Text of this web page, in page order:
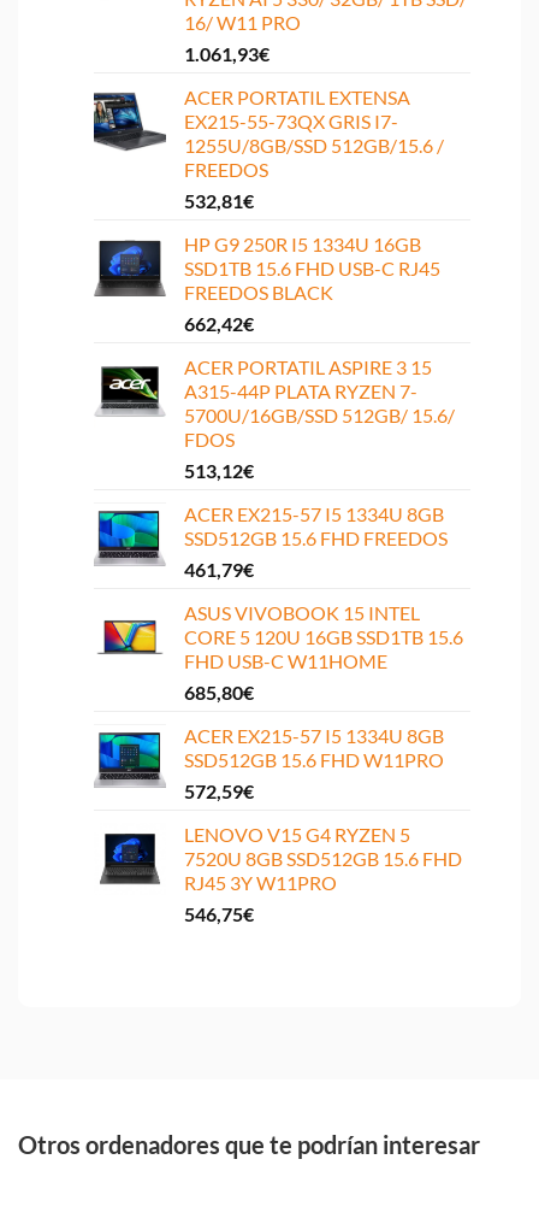
16/ W11 PRO
1.061,93€
ACER PORTATIL EXTENSA
EX215-55-73QX GRIS I7-
1255U/8GB/SSD 512GB/15.6 /
FREEDOS
532,81€
HP G9 250R I5 1334U 16GB
SSD1TB 15.6 FHD USB-C RJ45
FREEDOS BLACK
662,42€
ACER PORTATIL ASPIRE 3 15
A315-44P PLATA RYZEN 7-
5700U/16GB/SSD 512GB/ 15.6/
FDOS
513,12€
ACER EX215-57 I5 1334U 8GB
SSD512GB 15.6 FHD FREEDOS
461,79€
ASUS VIVOBOOK 15 INTEL
CORE 5 120U 16GB SSD1TB 15.6
FHD USB-C W11HOME
685,80€
ACER EX215-57 I5 1334U 8GB
SSD512GB 15.6 FHD W11PRO
572,59€
LENOVO V15 G4 RYZEN 5
7520U 8GB SSD512GB 15.6 FHD
RJ45 3Y W11PRO
546,75€
Otros ordenadores que te podrían interesar